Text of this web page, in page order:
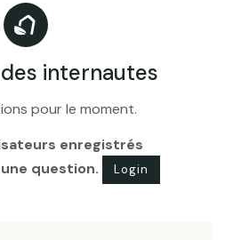
internautes
pour le moment.
enregistrés
question.
Login